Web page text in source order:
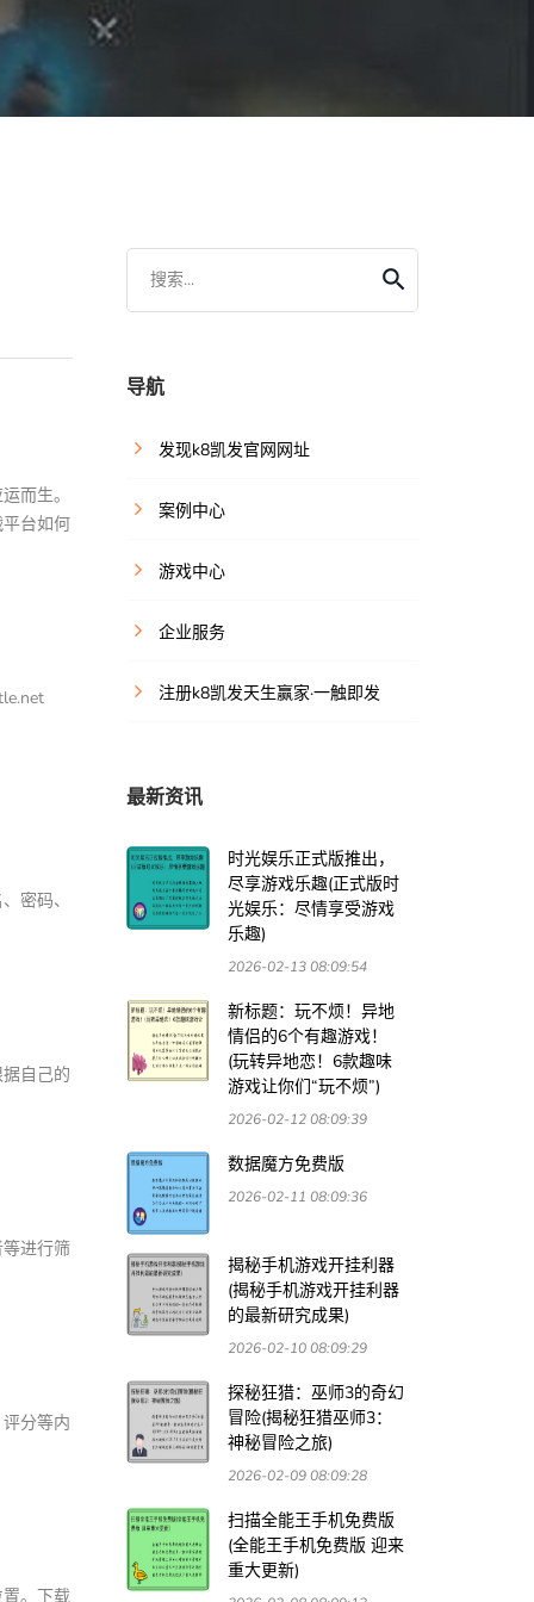
而生。
台如何
密码、
自己的
进行筛
分等内
。下载
搜索...
导航
发现k8凯发官网网址
案例中心
游戏中心
企业服务
注册k8凯发天生赢家·一触即发
最新资讯
时光娱乐正式版推出，
尽享游戏乐趣(正式版时
光娱乐：尽情享受游戏
乐趣)
2026-02-13 08:09:54
新标题：玩不烦！异地
情侣的6个有趣游戏！
(玩转异地恋！6款趣味
游戏让你们“玩不烦”)
2026-02-12 08:09:39
数据魔方免费版
2026-02-11 08:09:36
揭秘手机游戏开挂利器
(揭秘手机游戏开挂利器
的最新研究成果)
2026-02-10 08:09:29
探秘狂猎：巫师3的奇幻
冒险(揭秘狂猎巫师3：
神秘冒险之旅)
2026-02-09 08:09:28
扫描全能王手机免费版
(全能王手机免费版 迎来
重大更新)